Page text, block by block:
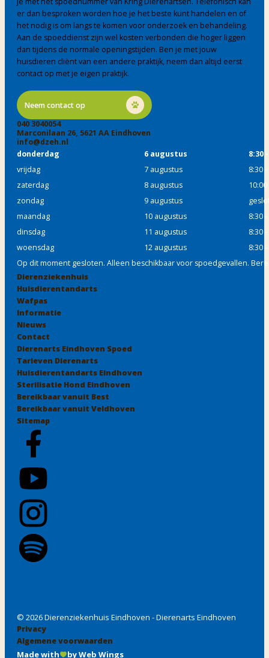
er dan besproken worden hoe je het beste kunt handelen en of
het nodig is om langs te komen voor onderzoek en behandeling.
Aan de spoeddienst zijn wel kosten verbonden die hoger liggen
dan tijdens de normale openingstijden. Ben je met jouw
huisdieren cliënt van een andere praktijk, neem dan altijd eerst
contact op met je eigen praktijk.
Neem contact op
040 3040054
Marconilaan 26, 5621 AA Eindhoven
info@dzeh.nl
donderdag
6 augustus
8:30
vrijdag
7 augustus
8:30
zaterdag
8 augustus
zondag
9 augustus
maandag
10 augustus
8:30
dinsdag
11 augustus
8:30
woensdag
12 augustus
8:30
Op dit moment gesloten. Alleen beschikbaar voor spoedgevallen.
Dierenziekenhuis
Huisdierentandarts
Wafpas
Informatie
Nieuws
Contact
Dierenarts Eindhoven Spoed
Tarieven Dierenarts
Huisdierentandarts Eindhoven
Sterilisatie Hond Eindhoven
Bereikbaar vanuit Best
Bereikbaar vanuit Veldhoven
Sitemap
© 2026 Dierenziekenhuis Eindhoven - Dierenarts Eindhoven
Privacy
Algemene voorwaarden
Made with by Web Wings